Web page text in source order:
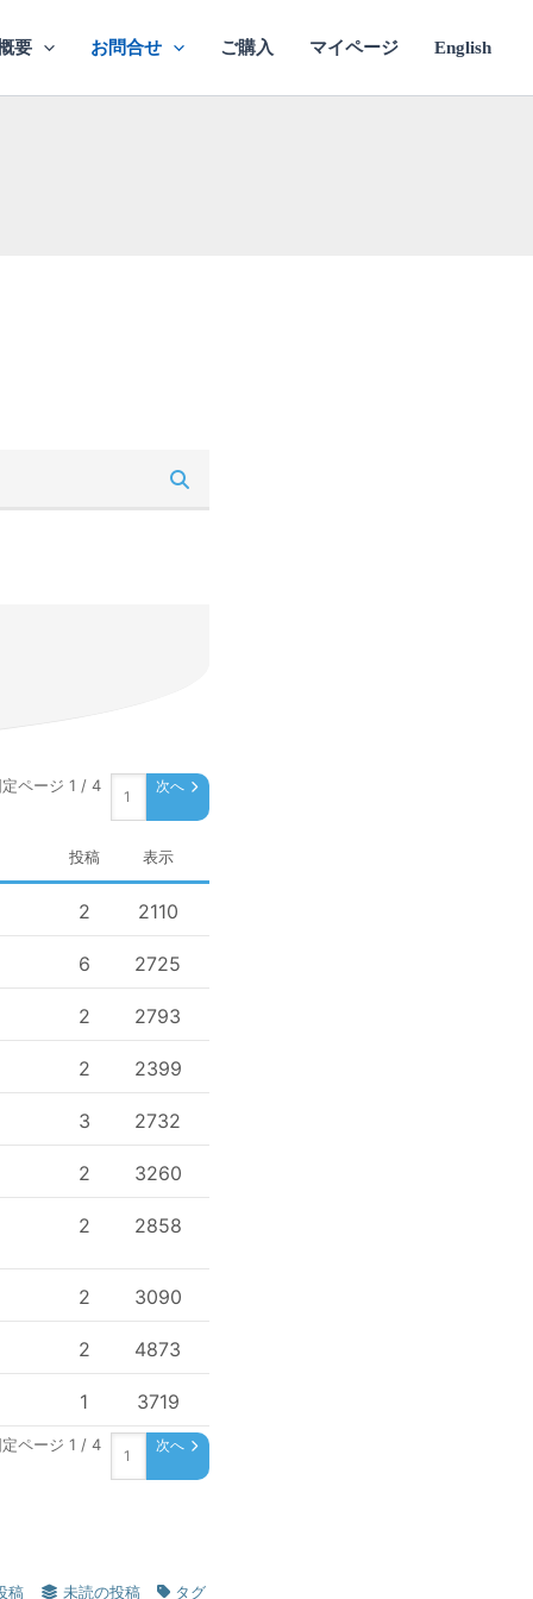
要 お問合せ ご購入 マイページ English
定ページ 1 / 4 次へ
表示
投稿
2110
2
2725
6
2793
2
2399
2
2732
3
3260
2
2858
2
3090
2
4873
2
3719
1
定ページ 1 / 4 次へ
稿 未読の投稿 タグ